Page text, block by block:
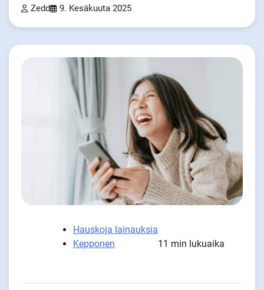
Zedd 9. Kesäkuuta 2025
Hauskoja lainauksia
Kepponen
11 min lukuaika